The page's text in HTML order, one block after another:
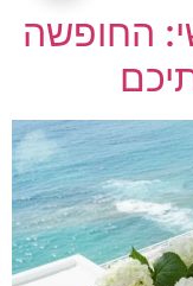
החופשה